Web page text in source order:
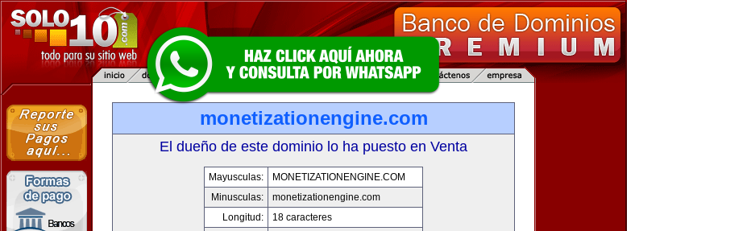
monetizationengine.com
El dueño de este dominio lo ha puesto en Venta
Mayusculas:
MONETIZATIONENGINE.COM
Minusculas:
monetizationengine.com
Longitud:
18 caracteres